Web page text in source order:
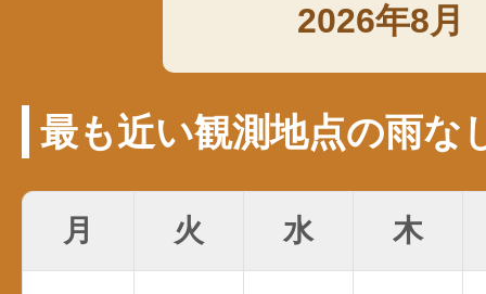
2026年8月
最も近い観測地点の雨な
月 火 水 木